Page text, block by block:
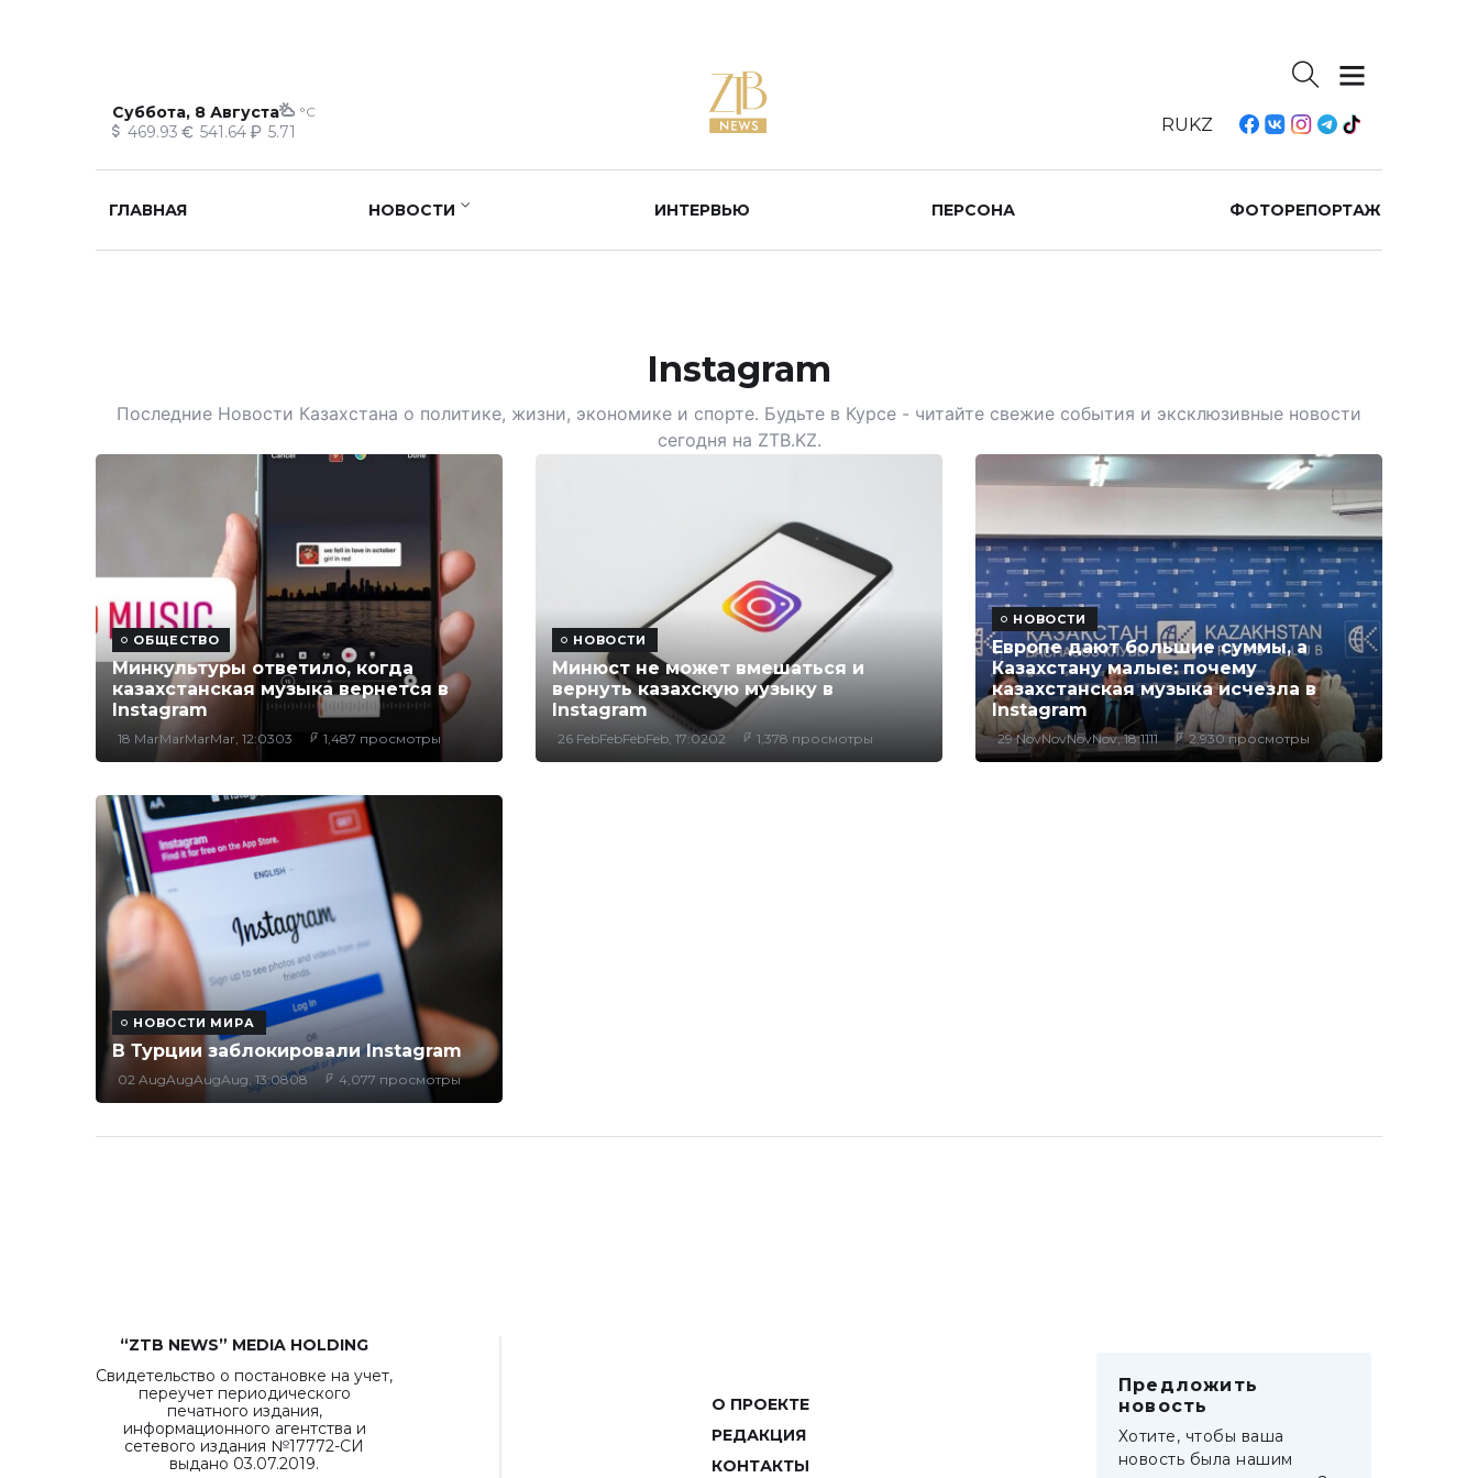
Суббота, 8 Августа °C
469.93 541.64 5.71 RUKZ
ГЛАВНАЯ НОВОСТИ ИНТЕРВЬЮ ПЕРСОНА ФОТОРЕПОРТАЖ
Instagram
Последние Новости Казахстана о политике, жизни, экономике и спорте. Будьте в Курсе - читайте свежие события и эксклюзивные новости
сегодня на ZTB.KZ.
ОБЩЕСТВО
Минкультуры ответило, когда
казахстанская музыка вернется в
Instagram
18 MarMarMarMar, 12:0303 1,487 просмотры
НОВОСТИ
Минюст не может вмешаться и
вернуть казахскую музыку в
Instagram
26 FebFebFebFeb, 17:0202 1,378 просмотры
НОВОСТИ
Европе дают большие суммы, а
Казахстану малые: почему
казахстанская музыка исчезла в
Instagram
29 NovNovNovNov, 18:1111 2,930 просмотры
НОВОСТИ МИРА
В Турции заблокировали Instagram
02 AugAugAugAug, 13:0808 4,077 просмотры
“ZTB NEWS” MEDIA HOLDING
Свидетельство о постановке на учет,
переучет периодического
печатного издания,
информационного агентства и
сетевого издания №17772-СИ
выдано 03.07.2019.
О ПРОЕКТЕ
РЕДАКЦИЯ
КОНТАКТЫ
Предложить
новость
Хотите, чтобы ваша
новость была нашим